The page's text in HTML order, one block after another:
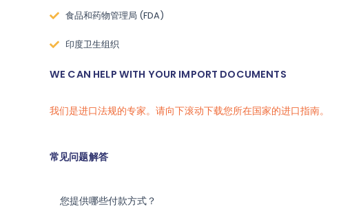
食品和药物管理局 (FDA)
印度卫生组织
WE CAN HELP WITH YOUR IMPORT DOCUMENTS
我们是进口法规的专家。请向下滚动下载您所在国家的进口指南。
常见问题解答
您提供哪些付款方式？